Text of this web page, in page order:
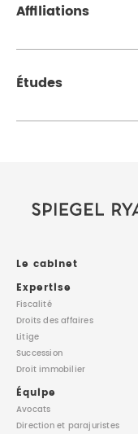
Affiliations
Études
Le cabinet
Expertise
Fiscalité
Droits des affaires
Litige
Succession
Droit immobilier
Équipe
Avocats
Directionet parajuristes